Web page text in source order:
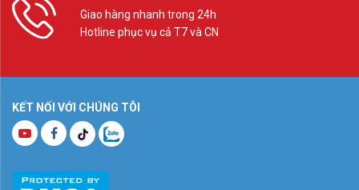
Giao hàng nhanh trong 24h
Hotline phục vụ cả T7 và CN
KẾT NỐI VỚI CHÚNG TÔI